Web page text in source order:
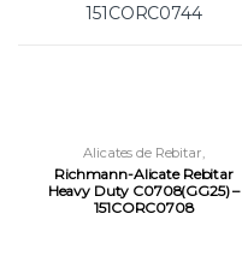
151CORC0744
Alicates de Rebitar
Ferramentas Ferramentas de
Fixação
Richmann-Alicate Rebitar
Heavy Duty C0708(GG25) –
151CORC0708